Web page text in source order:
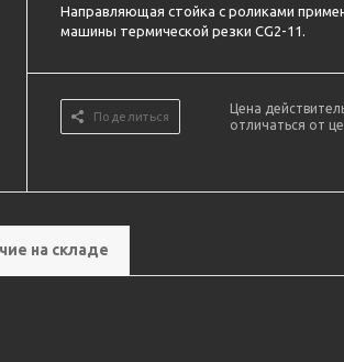
Направляющая стойка с роликами
машины термической резки CG2-11.
Поделиться
Цена
отличаться от
на складе